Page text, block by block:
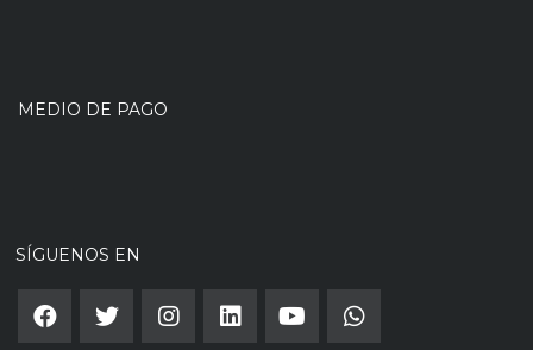
MEDIO DE PAGO
SÍGUENOS EN